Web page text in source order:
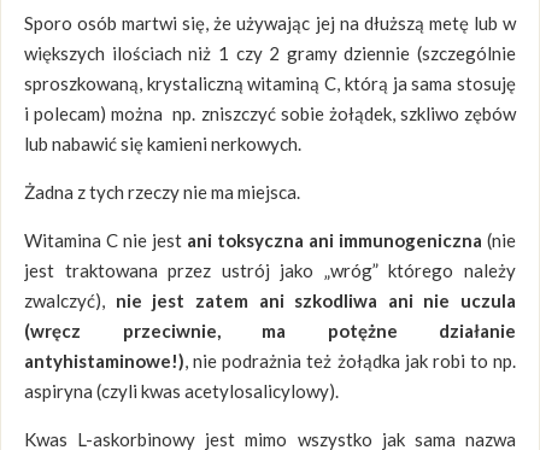
Sporo osób martwi się, że używając jej na dłuższą metę lub w
większych ilościach niż 1 czy 2 gramy dziennie (szczególnie
sproszkowaną, krystaliczną witaminą C, którą ja sama stosuję
i polecam) można np. zniszczyć sobie żołądek, szkliwo zębów
lub nabawić się kamieni nerkowych.
Żadna z tych rzeczy nie ma miejsca.
Witamina C nie jest ani toksyczna ani immunogeniczna (nie
jest traktowana przez ustrój jako „wróg” którego należy
zwalczyć), nie jest zatem ani szkodliwa ani nie uczula
(wręcz przeciwnie, ma potężne działanie
antyhistaminowe!), nie podrażnia też żołądka jak robi to np.
aspiryna (czyli kwas acetylosalicylowy).
Kwas L-askorbinowy jest mimo wszystko jak sama nazwa